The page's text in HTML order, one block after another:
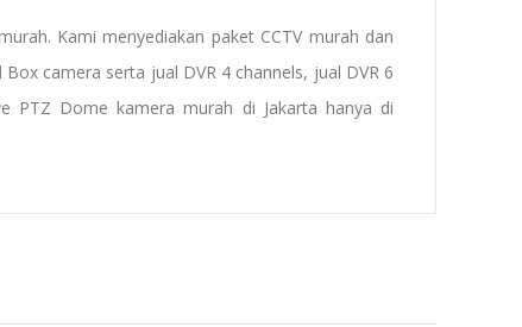
. Kami menyediakan paket CCTV murah dan
Box camera serta jual DVR4 channels, jual DVR 6
PTZ Domekameramurah di Jakarta hanya di